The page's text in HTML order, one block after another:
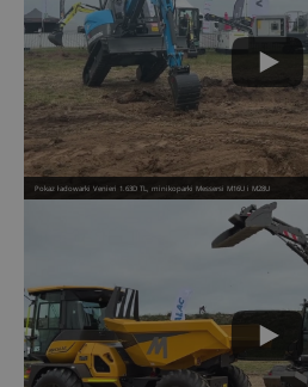
Pokaz ładowarki Venieri 1.63D TL, minikoparki Messersi M16U i M28U